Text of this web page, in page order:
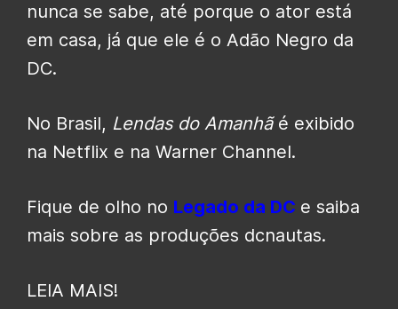
nunca se sabe, até porque o ator está
em casa, já que ele é o Adão Negro da
DC.
No Brasil, Lendas do Amanhãé exibido
na Netflix e na Warner Channel.
Fique de olho no Legado da DC e saiba
mais sobre as produções dcnautas.
LEIA MAIS!